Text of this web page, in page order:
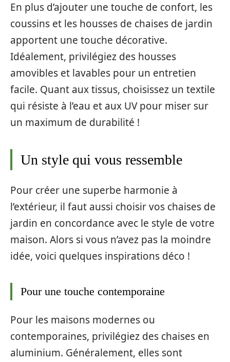
En plus d’ajouter une touche de confort, les
coussins et les housses de chaises de jardin
apportent une touche décorative.
Idéalement, privilégiez des housses
amovibles et lavables pour un entretien
facile. Quant aux tissus, choisissez un textile
qui résiste à l’eau et aux UV pour miser sur
un maximum de durabilité !
Un style qui vous ressemble
Pour créer une superbe harmonie à
l’extérieur, il faut aussi choisir vos chaises de
jardin en concordance avec le style de votre
maison. Alors si vous n’avez pas la moindre
idée, voici quelques inspirations déco !
Pour une touche contemporaine
Pour les maisons modernes ou
contemporaines, privilégiez des chaises en
aluminium. Généralement, elles sont